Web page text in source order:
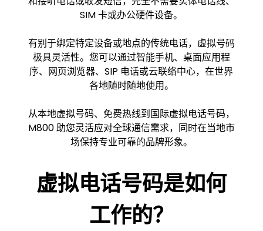
SIM 卡或办公硬件设备。
有别于绑定特定设备或地点的传统电话，虚拟号码
极具灵活性。您可以通过智能手机、桌面应用程
序、网页浏览器、SIP 电话或云联络中心，在世界
各地随时随地使用。
从本地虚拟号码、免费热线到国际虚拟电话号码，
M800 助您灵活应对全球通信需求，同时在当地市
场保持专业可靠的品牌形象。
虚拟电话号码是如何
工作的？